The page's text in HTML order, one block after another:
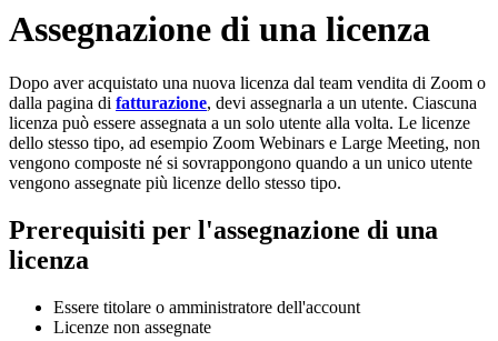
Assegnazione di una licenza
Dopo aver acquistato una nuova licenza dal team vendita di Zoom o
dalla pagina di fatturazione, devi assegnarla a un utente. Ciascuna
licenza può essere assegnata a un solo utente alla volta. Le licenze
dello stesso tipo, ad esempio Zoom Webinars e Large Meeting, non
vengono composte né si sovrappongono quando a un unico utente
vengono assegnate più licenze dello stesso tipo.
Prerequisiti per l'assegnazione di una
licenza
Essere titolare o amministratore dell'account
Licenze non assegnate